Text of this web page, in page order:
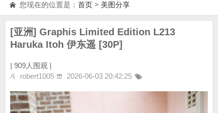
您现在的位置是： 首页 > 美图分享
[亚洲] Graphis Limited Edition L213
Haruka Itoh 伊东遥 [30P]
| 909人围观 |
robert1005
2026-06-03 20:42:25